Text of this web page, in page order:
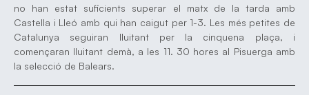
no han estat suficients superar el matx de la tarda amb
Castella i Lleó amb qui han caigut per 1-3. Les més petites de
Catalunya seguiran lluitant per la cinquena plaça, i
començaran lluitant demà, a les 11. 30 hores al Pisuerga amb
la selecció de Balears.